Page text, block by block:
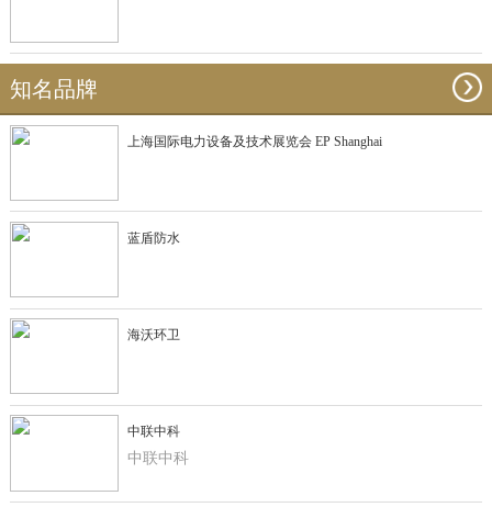
知名品牌
上海国际电力设备及技术展览会 EP Shanghai
蓝盾防水
海沃环卫
中联中科
中联中科